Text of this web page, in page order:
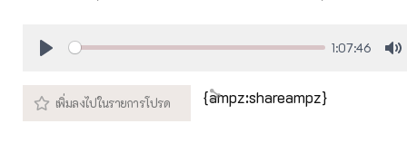
1:07:46
{ampz:shareampz}